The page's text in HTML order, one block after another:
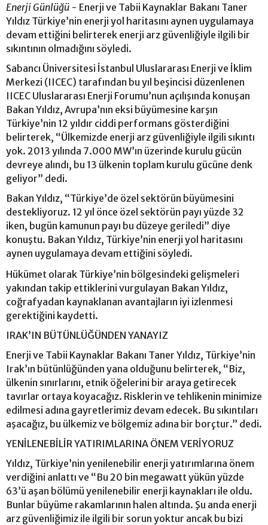
Enerji Günlüğü - Enerji ve Tabii Kaynaklar Bakanı Taner
Yıldız Türkiye’nin enerji yol haritasını aynen uygulamaya
devam ettiğini belirterek enerji arz güvenliğiyle ilgili bir
sıkıntının olmadığını söyledi.
Sabancı Üniversitesi İstanbul Uluslararası Enerji ve İklim
Merkezi (IICEC) tarafından bu yıl beşincisi düzenlenen
IICEC Uluslararası Enerji Forumu’nun açılışında konuşan
Bakan Yıldız, Avrupa’nın eksi büyümesine karşın
Türkiye’nin 12 yıldır ciddi performans gösterdiğini
belirterek, “Ülkemizde enerji arz güvenliğiyle ilgili sıkıntı
yok. 2013 yılında 7.000 MW’ın üzerinde kurulu gücün
devreye alındı, bu 13 ülkenin toplam kurulu gücüne denk
geliyor” dedi.
Bakan Yıldız, “Türkiye’de özel sektörün büyümesini
destekliyoruz. 12 yıl önce özel sektörün payı yüzde 32
iken, bugün kamunun payı bu düzeye geriledi” diye
konuştu. Bakan Yıldız, Türkiye’nin enerji yol haritasını
aynen uygulamaya devam ettiğini söyledi.
Hükümet olarak Türkiye’nin bölgesindeki gelişmeleri
yakından takip ettiklerini vurgulayan Bakan Yıldız,
coğrafyadan kaynaklanan avantajların iyi izlenmesi
gerektiğini kaydetti.
IRAK’IN BÜTÜNLÜĞÜNDEN YANAYIZ
Enerji ve Tabii Kaynaklar Bakanı Taner Yıldız, Türkiye’nin
Irak’ın bütünlüğünden yana olduğunu belirterek, “Biz,
ülkenin sınırlarını, etnik öğelerini bir araya getirecek
tavırlar ortaya koyacağız. Risklerin ve tehlikenin minimize
edilmesi adına gayretlerimiz devam edecek. Bu sıkıntıları
aşacağız, bu ülkemiz ve bölgemiz adına bir borçtur.” dedi.
YENİLENEBİLİR YATIRIMLARINA ÖNEM VERİYORUZ
Yıldız, Türkiye’nin yenilenebilir enerji yatırımlarına önem
verdiğini anlattı ve “Bu 20 bin megawatt yükün yüzde
63’ü aşan bölümü yenilenebilir enerji kaynakları ile oldu.
Bunlar büyüme rakamlarının halen altında. Şu anda enerji
arz güvenliğimiz ile ilgili bir sorun yoktur ancak bu bizi